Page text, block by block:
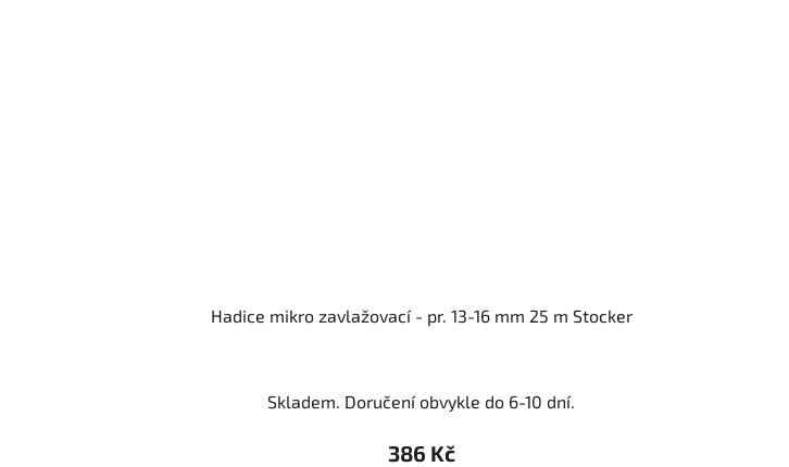
Hadice mikro zavlažovací - pr. 13-16 mm 25 m Stocker
Skladem. Doručení obvykle do 6-10 dní.
386 Kč